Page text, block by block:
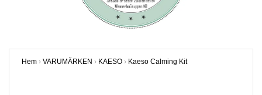
Hem › VARUMÄRKEN › KAESO › Kaeso Calming Kit